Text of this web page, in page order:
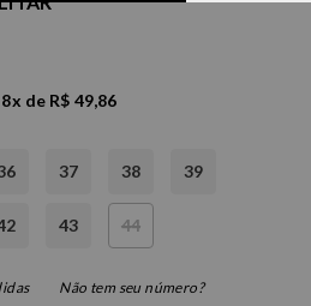
8x de R$ 49,86
37 38 39
43 44
Não tem seu número?